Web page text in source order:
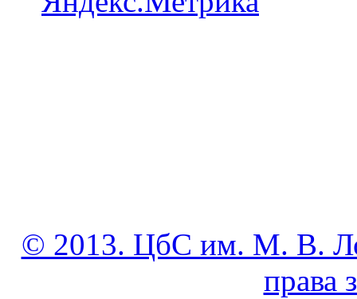
© 2013. ЦбС им. М. В.
права